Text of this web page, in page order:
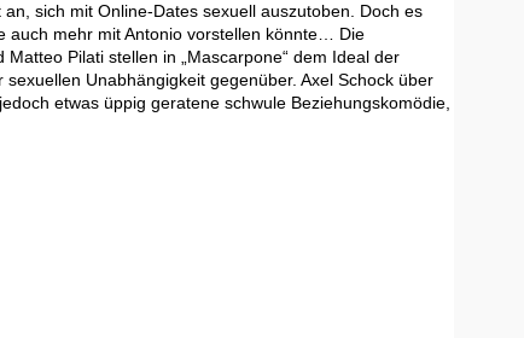
sich mit Online-Dates sexuell auszutoben. Doch es
auch mehr mit Antonio vorstellen könnte… Die
Pilati stellen in „Mascarpone“ dem Ideal der
Unabhängigkeit gegenüber. Axel Schock über
etwas üppig geratene schwule Beziehungskomödie,